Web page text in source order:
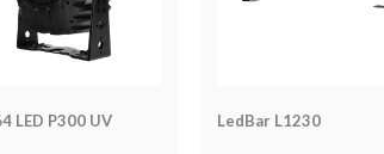
LED P300 UV LedBar L1230